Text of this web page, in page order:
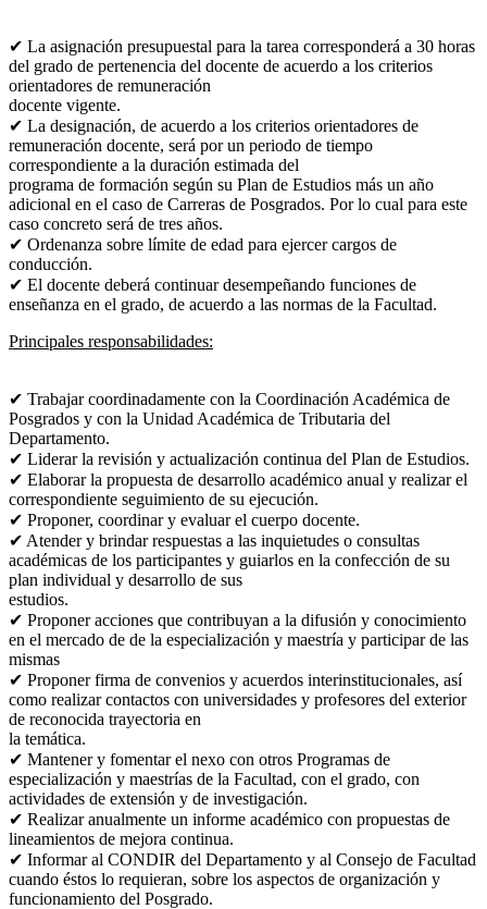
✔ La asignación presupuestal para la tarea corresponderá a 30 horas
del grado de pertenencia del docente de acuerdo a los criterios
orientadores de remuneración
docente vigente.
✔ La designación, de acuerdo a los criterios orientadores de
remuneración docente, será por un periodo de tiempo
correspondiente a la duración estimada del
programa de formación según su Plan de Estudios más un año
adicional en el caso de Carreras de Posgrados. Por lo cual para este
caso concreto será de tres años.
✔ Ordenanza sobre límite de edad para ejercer cargos de
conducción.
✔ El docente deberá continuar desempeñando funciones de
enseñanza en el grado, de acuerdo a las normas de la Facultad.
Principales responsabilidades:
✔ Trabajar coordinadamente con la Coordinación Académica de
Posgrados y con la Unidad Académica de Tributaria del
Departamento.
✔ Liderar la revisión y actualización continua del Plan de Estudios.
✔ Elaborar la propuesta de desarrollo académico anual y realizar el
correspondiente seguimiento de su ejecución.
✔ Proponer, coordinar y evaluar el cuerpo docente.
✔ Atender y brindar respuestas a las inquietudes o consultas
académicas de los participantes y guiarlos en la confección de su
plan individual y desarrollo de sus
estudios.
✔ Proponer acciones que contribuyan a la difusión y conocimiento
en el mercado de de la especialización y maestría y participar de las
mismas
✔ Proponer firma de convenios y acuerdos interinstitucionales, así
como realizarcontactos con universidades y profesores del exterior
de reconocida trayectoria en
la temática.
✔ Mantener y fomentar el nexo con otros Programas de
especialización y maestrías de la Facultad, con el grado, con
actividades de extensión y de investigación.
✔ Realizar anualmente un informe académico con propuestas de
lineamientos de mejora continua.
✔ Informar al CONDIR del Departamento y al Consejo de Facultad
cuando éstos lo requieran, sobre los aspectos de organización y
funcionamiento del Posgrado.